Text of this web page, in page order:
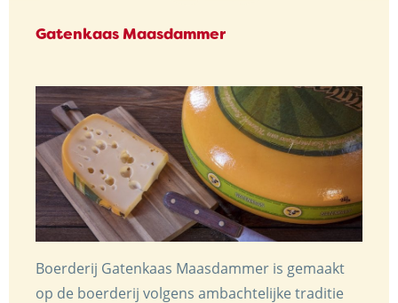
Gatenkaas Maasdammer
Boerderij Gatenkaas Maasdammer is gemaakt
op de boerderij volgens ambachtelijke traditie